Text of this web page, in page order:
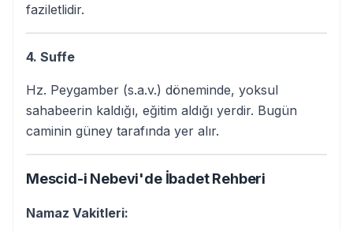
faziletlidir.
4. Suffe
Hz. Peygamber (s.a.v.) döneminde, yoksul
sahabeerin kaldığı, eğitim aldığı yerdir. Bugün
caminin güney tarafında yer alır.
Mescid-i Nebevi'de İbadet Rehberi
Namaz Vakitleri: